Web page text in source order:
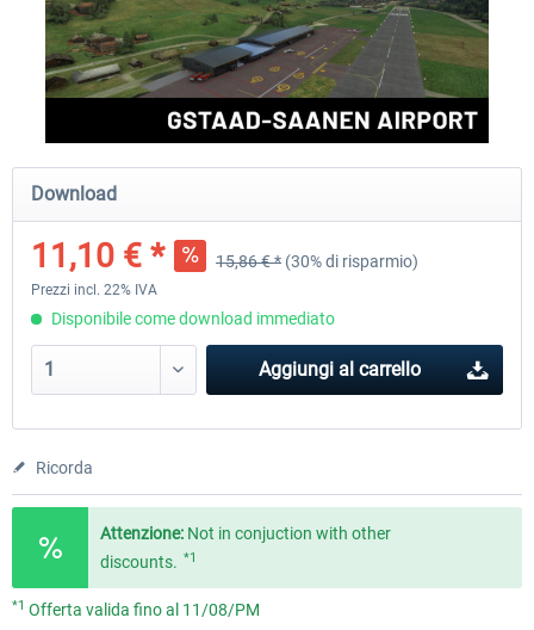
Aerosoft Airport Cologne/Bonn sim-wings Hamburg
Download
11,10 € * 15,86 € * (30% di risparmio)
Prezzi incl. 22% IVA
Disponibile come download immediato
Aggiungi al carrello
Ricorda
Attenzione: Not in conjuction with other
discounts. *1
*1 Offerta valida fino al 11/08/PM